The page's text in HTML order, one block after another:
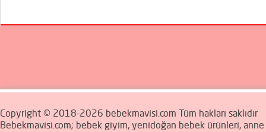
Copyright © 2018-2026 bebekmavisi.com Tüm hakları saklıdır
Bebekmavisi.com; bebek giyim, yenidoğan bebek ürünleri,